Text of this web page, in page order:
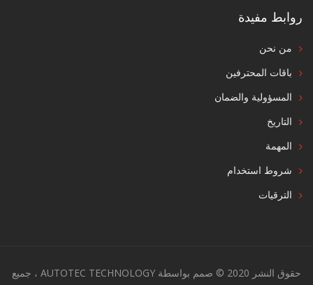
روابط مفيدة
من نحن
باقات المحترفين
المسؤولية والضمان
التاريخ
المهمة
شروط استخدام
الترقيات
حقوق النشر 2020 © صمم بواسطة AUTOTEC TECHNOLOGY ، جميع